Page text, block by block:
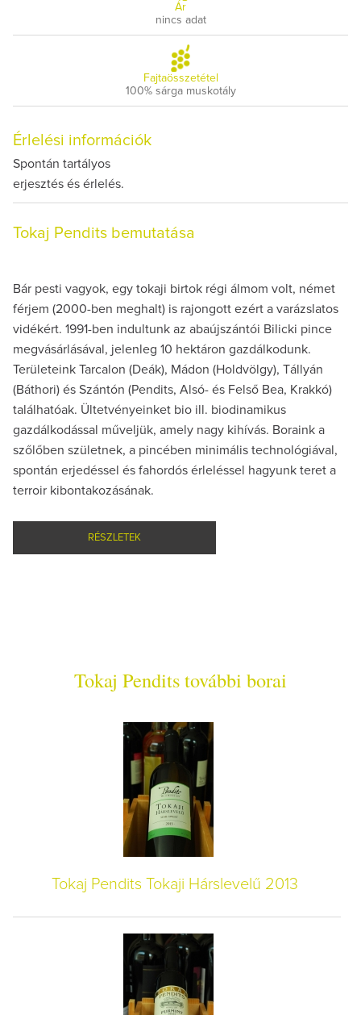
Ár
nincs adat
Fajtaösszetétel
100% sárga muskotály
Érlelési információk
Spontán tartályos
erjesztés és érlelés.
Tokaj Pendits bemutatása
Bár pesti vagyok, egy tokaji birtok régi álmom volt, német
férjem (2000-ben meghalt) is rajongott ezért a varázslatos
vidékért. 1991-ben indultunk az abaújszántói Bilicki pince
megvásárlásával, jelenleg 10 hektáron gazdálkodunk.
Területeink Tarcalon (Deák), Mádon (Holdvölgy), Tállyán
(Báthori) és Szántón (Pendits, Alsó- és Felső Bea, Krakkó)
találhatóak. Ültetvényeinket bio ill. biodinamikus
gazdálkodással műveljük, amely nagy kihívás. Boraink a
szőlőben születnek, a pincében minimális technológiával,
spontán erjedéssel és fahordós érleléssel hagyunk teret a
terroir kibontakozásának.
RÉSZLETEK
Tokaj Pendits további borai
Tokaj Pendits Tokaji Hárslevelű 2013